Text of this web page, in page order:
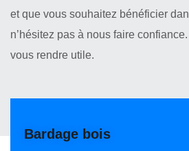
et que vous souhaitez bénéficier
n’hésitez pas à nous faire
vous rendre utile.
Bardage bois